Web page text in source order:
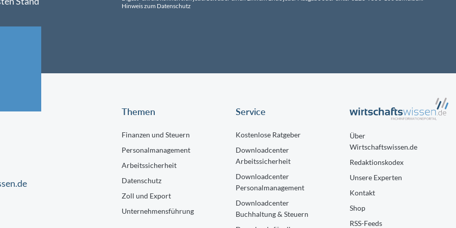
Hinweis zum Datenschutz
Themen
Finanzen und Steuern
Personalmanagement
Arbeitssicherheit
Datenschutz
Zoll und Export
Unternehmensführung
Service
Kostenlose Ratgeber
Downloadcenter
Arbeitssicherheit
Downloadcenter
Personalmanagement
Downloadcenter
Buchhaltung & Steuern
Über
Wirtschaftswissen.de
Redaktionskodex
Unsere Experten
Kontakt
Shop
RSS-Feeds